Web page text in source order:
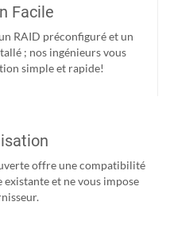
Facile
RAID préconfiguré et un
; nos ingénieurs vous
simple et rapide!
offre une compatibilité
et ne vous impose